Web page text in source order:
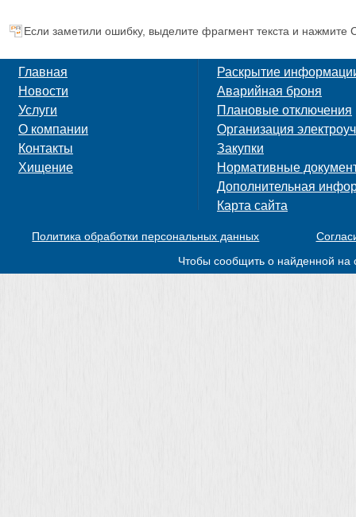
Если заметили ошибку, выделите фрагмент текста и нажмите
Главная
Новости
Услуги
О компании
Контакты
Хищение
Раскрытие
Аварийная броня
Плановые отключения
Организация
Закупки
Нормативные
Дополнительная
Карта сайта
Политика обработки персональных данных
Чтобы сообщить о найденной на